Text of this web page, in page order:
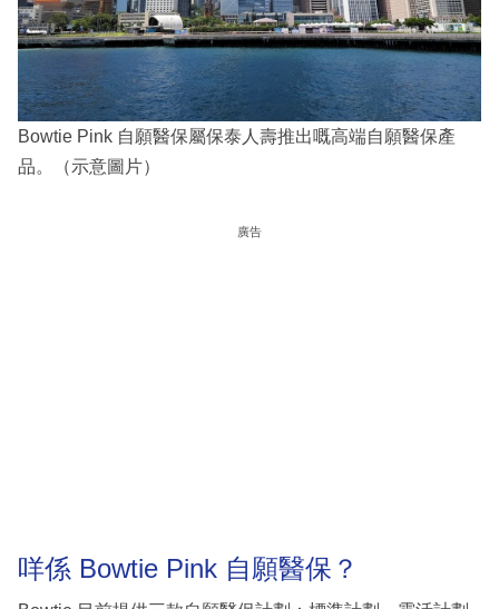
Bowtie Pink 自願醫保屬保泰人壽推出嘅高端自願醫保產
品。（示意圖片）
廣告
咩係 Bowtie Pink 自願醫保？